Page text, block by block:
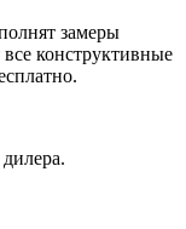
замеры
конструктивные